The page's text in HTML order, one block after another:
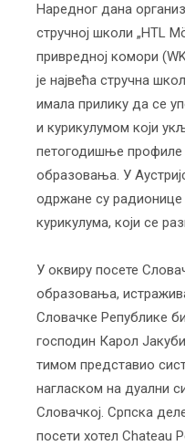
Наредног дана
стручној школи „HTL
привредној комори
је највећа стручна
имала прилику да се
и курикулумом који
петогодишње профиле
образовања. У
одржане су радионице
курикулума, који се
У оквиру посете
образовања,
Словачке Републике
господин Карол
тимом представио
нагласком на дуални
Словачкој. Српска
посети хотел Chateau